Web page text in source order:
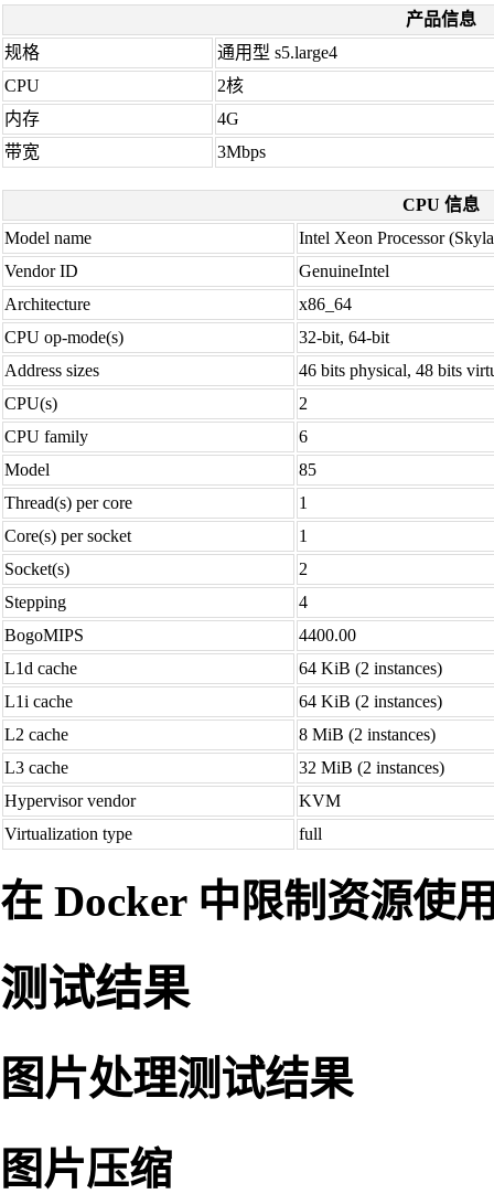
产品信息
规格
通用型 s5.large4
CPU
2核
内存
4G
带宽
3Mbps
CPU 信息
Model name
Intel Xeon Processor
Vendor ID
GenuineIntel
Architecture
x86_64
CPU op-mode(s)
32-bit, 64-bit
Address sizes
46 bits physical, 48 bits
CPU(s)
2
CPU family
6
Model
85
Thread(s) per core
1
Core(s) per socket
1
Socket(s)
2
Stepping
4
BogoMIPS
4400.00
L1d cache
64 KiB (2 instances)
L1i cache
64 KiB (2 instances)
L2 cache
8 MiB (2 instances)
L3 cache
32 MiB (2 instances)
Hypervisor vendor
KVM
Virtualization type
full
在 Docker 中限制资源使
测试结果
图片处理测试结果
图片压缩